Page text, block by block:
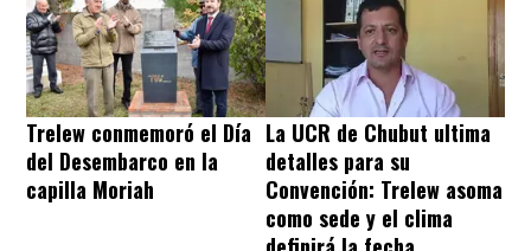
Trelew conmemoró el Día
del Desembarco en la
capilla Moriah
La UCR de Chubut ultima
detalles para su
Convención: Trelew asoma
como sede y el clima